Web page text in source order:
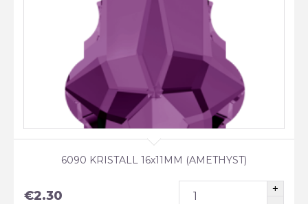
6090 KRISTALL 16x11MM (AMETHYST)
€2.30